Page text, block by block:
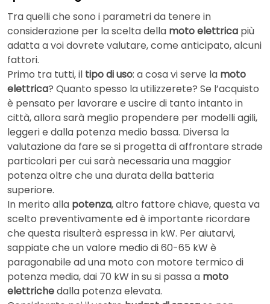
Tra quelli che sono i parametri da tenere in
considerazione per la scelta della moto elettrica più
adatta a voi dovrete valutare, come anticipato, alcuni
fattori.
Primo tra tutti, il tipo di uso: a cosa vi serve la moto
elettrica? Quanto spesso la utilizzerete? Se l’acquisto
è pensato per lavorare e uscire di tanto intanto in
città, allora sarà meglio propendere per modelli agili,
leggeri e dalla potenza medio bassa. Diversa la
valutazione da fare se si progetta di affrontare strade
particolari per cui sarà necessaria una maggior
potenza oltre che una durata della batteria
superiore.
In merito alla potenza, altro fattore chiave, questa va
scelto preventivamente ed è importante ricordare
che questa risulterà espressa in kW. Per aiutarvi,
sappiate che un valore medio di 60-65 kW è
paragonabile ad una moto con motore termico di
potenza media, dai 70 kW in su si passa a moto
elettrichedalla potenza elevata.